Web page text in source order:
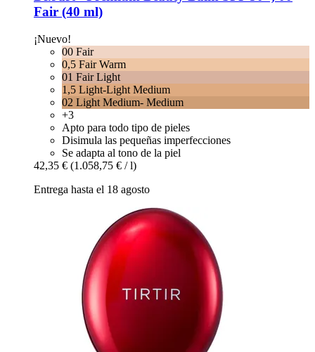
Fair (40 ml)
¡Nuevo!
00 Fair
0,5 Fair Warm
01 Fair Light
1,5 Light-Light Medium
02 Light Medium- Medium
+3
Apto para todo tipo de pieles
Disimula las pequeñas imperfecciones
Se adapta al tono de la piel
42,35 € (1.058,75 € / l)
Entrega hasta el 18 agosto